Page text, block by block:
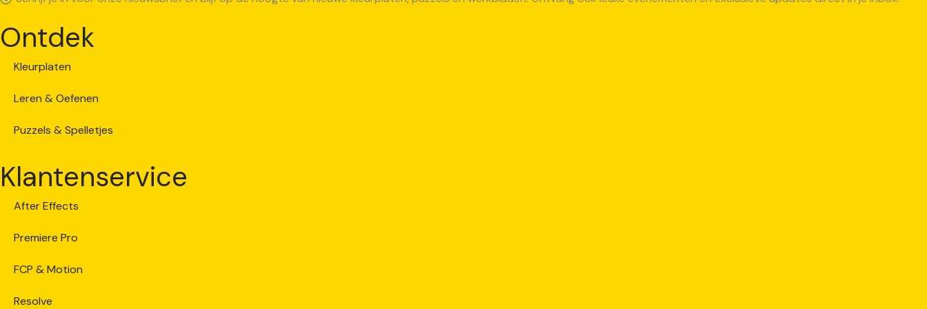
Ontdek
Kleurplaten
Leren & Oefenen
Puzzels & Spelletjes
Klantenservice
After Effects
Premiere Pro
FCP & Motion
Resolve